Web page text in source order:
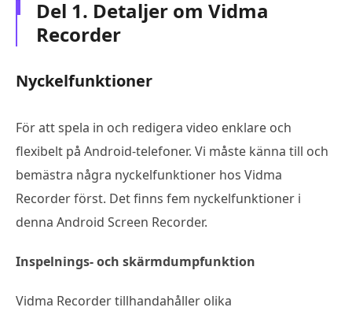
Del 1. Detaljer om Vidma
Recorder
Nyckelfunktioner
För att spela in och redigera video enklare och
flexibelt på Android-telefoner. Vi måste känna till och
bemästra några nyckelfunktioner hos Vidma
Recorder först. Det finns fem nyckelfunktioner i
denna Android Screen Recorder.
Inspelnings- och skärmdumpfunktion
Vidma Recorder tillhandahåller olika